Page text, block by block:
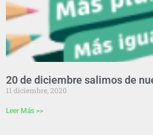
20 de diciembre salimos de
11 diciembre, 2020
Leer Más >>